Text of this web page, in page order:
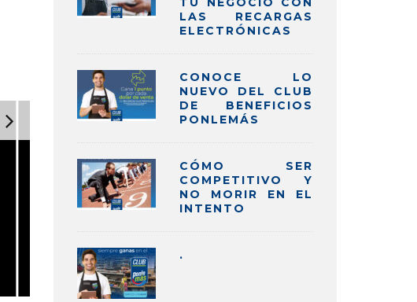
LAS RECARGAS
ELECTRÓNICAS
CONOCE LO
NUEVO DEL CLUB
DE BENEFICIOS
PONLEMÁS
CÓMO SER
COMPETITIVO Y
NO MORIR EN EL
INTENTO
.